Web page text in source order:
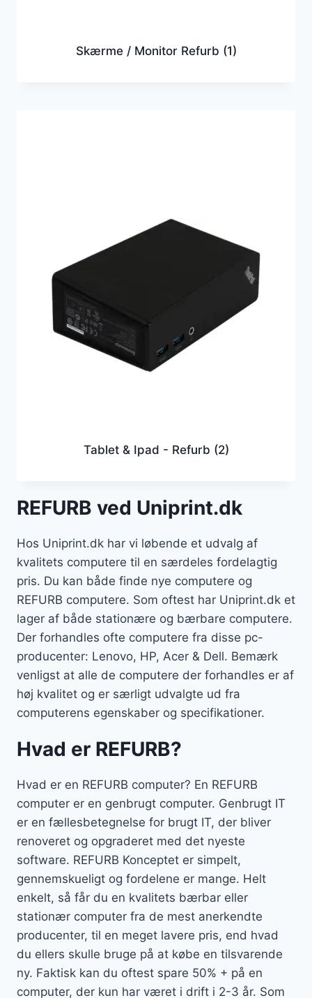
Skærme / Monitor Refurb (1)
Tablet & Ipad - Refurb (2)
REFURB ved Uniprint.dk
Hos Uniprint.dk har vi løbende et udvalg af
kvalitets computere til en særdeles fordelagtig
pris. Du kan både finde nye computere og
REFURB computere. Som oftest har Uniprint.dk et
lager af både stationære og bærbare computere.
Der forhandles ofte computere fra disse pc-
producenter: Lenovo, HP, Acer & Dell. Bemærk
venligst at alle de computere der forhandles er af
høj kvalitet og er særligt udvalgte ud fra
computerens egenskaber og specifikationer.
Hvad er REFURB?
Hvad er en REFURB computer? En REFURB
computer er en genbrugt computer. Genbrugt IT
er en fællesbetegnelse for brugt IT, der bliver
renoveret og opgraderet med det nyeste
software. REFURB Konceptet er simpelt,
gennemskueligt og fordelene er mange. Helt
enkelt, så får du en kvalitets bærbar eller
stationær computer fra de mest anerkendte
producenter, til en meget lavere pris, end hvad
du ellers skulle bruge på at købe en tilsvarende
ny. Faktisk kan du oftest spare 50% + på en
computer, der kun har været i drift i 2-3 år. Som